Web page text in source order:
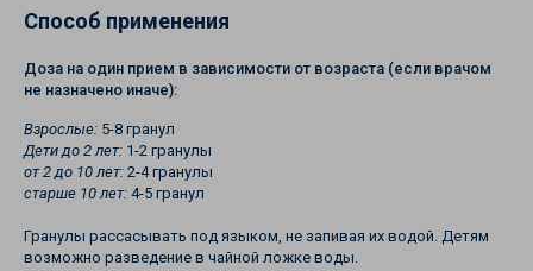
Способ применения
Доза на один прием в зависимости от возраста (если врачом
не назначено иначе):
Взрослые: 5-8 гранул
Дети до 2 лет: 1-2 гранулы
от 2 до 10 лет: 2-4 гранулы
старше 10 лет: 4-5 гранул
Гранулы рассасывать под языком, не запивая их водой. Детям
возможно разведение в чайной ложке воды.